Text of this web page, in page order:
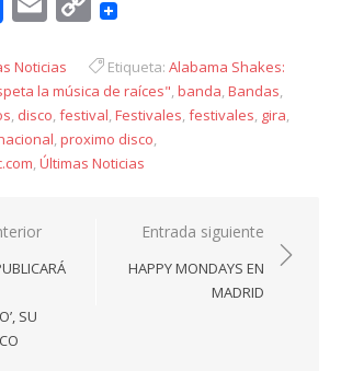
Noticias Etiqueta: Alabama Shakes:
la música de raíces",banda,Bandas,
, disco,festival,Festivales,festivales, gira,
,proximo disco,
,Últimas Noticias
SU
Entrada siguiente
HAPPY MONDAYS EN
MADRID